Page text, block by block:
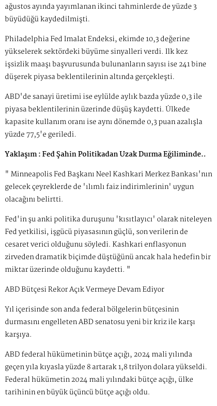
ağustos ayında yayımlanan ikinci tahminlerde de yüzde 3
büyüdüğü kaydedilmişti.
Philadelphia Fed İmalat Endeksi, ekimde 10,3 değerine
yükselerek sektördeki büyüme sinyalleri verdi. İlk kez
işsizlik maaşı başvurusunda bulunanların sayısı ise 241 bine
düşerek piyasa beklentilerinin altında gerçekleşti.
ABD'de sanayi üretimi ise eylülde aylık bazda yüzde 0,3 ile
piyasa beklentilerinin üzerinde düşüş kaydetti. Ülkede
kapasite kullanım oranı ise aynı dönemde 0,3 puan azalışla
yüzde 77,5'e geriledi.
Yaklaşım : Fed Şahin Politikadan Uzak Durma Eğiliminde..
" Minneapolis Fed Başkanı Neel Kashkari Merkez Bankası'nın
gelecek çeyreklerde de 'ılımlı faiz indirimlerinin' uygun
olacağını belirtti.
Fed'in şu anki politika duruşunu 'kısıtlayıcı' olarak niteleyen
Fed yetkilisi, işgücü piyasasının güçlü, son verilerin de
cesaret verici olduğunu söyledi. Kashkari enflasyonun
zirveden dramatik biçimde düştüğünü ancak hala hedefin bir
miktar üzerinde olduğunu kaydetti. "
ABD Bütçesi Rekor Açık Vermeye Devam Ediyor
Yıl içerisinde son anda federal bölgelerin bütçesinin
durmasını engelleten ABD senatosu yeni bir kriz ile karşı
karşıya.
ABD federal hükümetinin bütçe açığı, 2024 mali yılında
geçen yıla kıyasla yüzde 8 artarak 1,8 trilyon dolara yükseldi.
Federal hükümetin 2024 mali yılındaki bütçe açığı, ülke
tarihinin en büyük üçüncü bütçe açığı oldu.